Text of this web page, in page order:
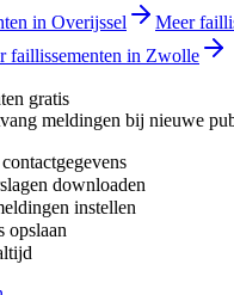
in Overijssel
Meer
faillissementen in Zwolle
gratis
meldingen bij nieuwe
downloaden
instellen
opslaan